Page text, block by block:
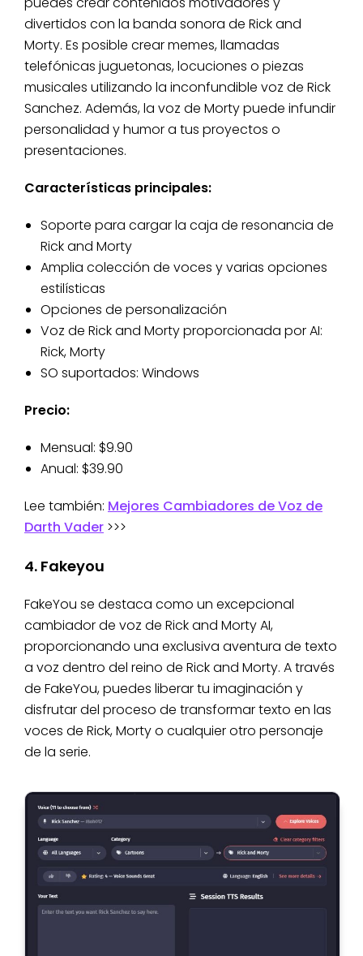
divertidos con la banda sonora de Rick and
Morty. Es posible crear memes, llamadas
telefónicas juguetonas, locuciones o piezas
musicales utilizando la inconfundible voz de Rick
Sanchez. Además, la voz de Morty puede infundir
personalidad y humor a tus proyectos o
presentaciones.
Características principales:
Soporte para cargar la caja de resonancia de
Rick and Morty
Amplia colección de voces y varias opciones
estilísticas
Opciones de personalización
Voz de Rick and Morty proporcionada por AI:
Rick, Morty
SO suportados: Windows
Precio:
Mensual: $9.90
Anual: $39.90
Lee también: Mejores Cambiadores de Voz de
Darth Vader >>>
4. Fakeyou
FakeYou se destaca como un excepcional
cambiador de voz de Rick and Morty AI,
proporcionando una exclusiva aventura de texto
a voz dentro del reino de Rick and Morty. A través
de FakeYou, puedes liberar tu imaginación y
disfrutar del proceso de transformar texto en las
voces de Rick, Morty o cualquier otro personaje
de la serie.